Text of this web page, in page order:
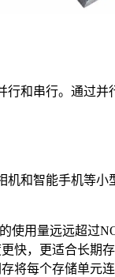
行和串行。通过
机和智能手机等
使用量远远超过
快，更适合长期
将每个存储单元